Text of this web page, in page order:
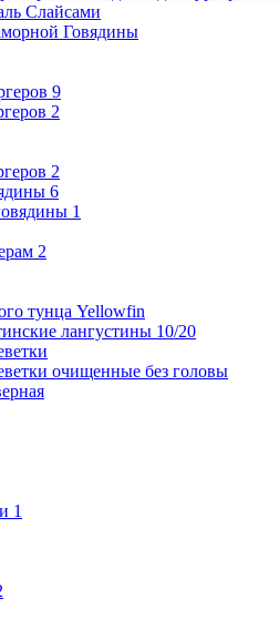
Слайсами
Говядины
9
2
2
6
1
2
тунца Yellowfin
лангустины 10/20
очищенные без головы
1